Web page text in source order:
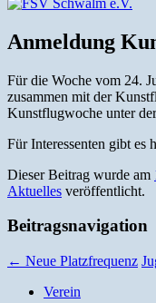
Anmeldung
Für die Woche vom 24.
zusam­men mit der
Kun­st­flug­woche unter
Für Inter­essen­ten gibt es
Dieser Beitrag wurde am
Aktuelles veröffentlicht.
Beitragsnavigation
← Neue Platzfrequenz
Verein